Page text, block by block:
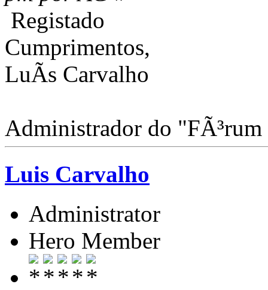
Registado
Cumprimentos,
LuÃ­s Carvalho
Administrador do
Luis Carvalho
Administrator
Hero Member